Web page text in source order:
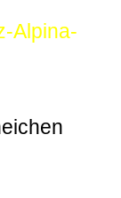
Alpina-